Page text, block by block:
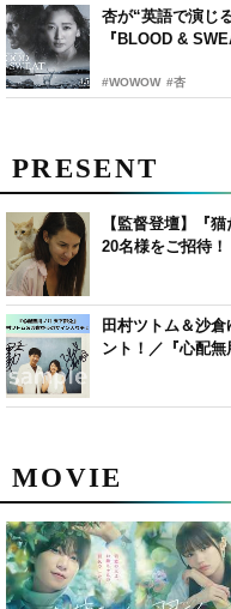
杏が“英語で演じ
『BLOOD &
#WOWOW #杏
MOVIE
PRESENT
【監督登壇】『
20名様をご招待！
田村ツトム＆沙
ント！／『心配無